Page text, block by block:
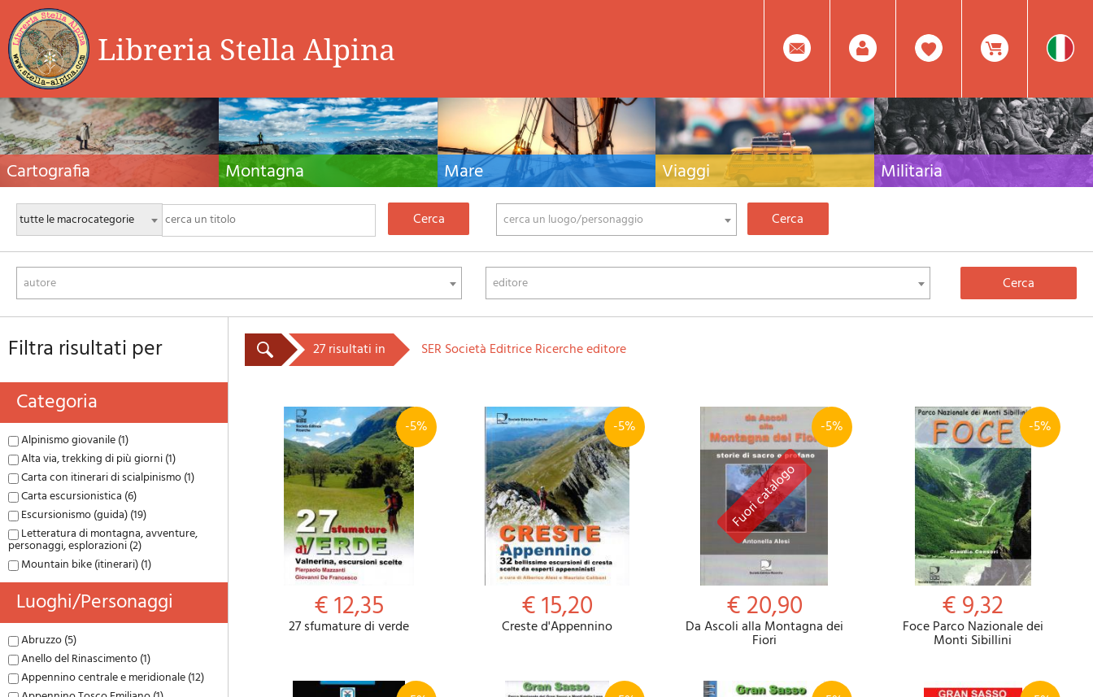
Libreria Stella Alpina 0
Prodotto(i) Attualmente
Nel
Riepilogo
Facebook
Registrati
Cartografia
Carte escursionistiche, carte stradali e atlanti,
cartografia d'Italia e di tutto il mondo. Carte dei
sentieri, cartografia per il cicloturismo e
mountain bike
Montagna
Guide alpinistiche, guide escursionistiche,
manuali tecnici per l'alpinismo estivo ed
invernale. Letteratura e filmografia di montagna
Mare
Manuali nautici, cartografia nautica, libri e
letteratura per la barca a vela e motore
Viaggi
Guide turistiche per viaggi e letteratura di
viaggio per l'Italia, l'Europa e tutto il Mondo
Militaria
Raccolta delle migliori pubblicazioni (libri e dvd)
cerca un luogo/personaggio
autore editore
filtra risultati per
Categoria
Alpinismo giovanile (1)
Alta via, trekking di più giorni (1)
Carta con itinerari di scialpinismo (1)
Carta escursionistica (6)
Escursionismo (guida) (19)
Letteratura di montagna, avventure,
personaggi, esplorazioni (2)
Mountain bike (itinerari) (1)
Luoghi/personaggi
Abruzzo (5)
Anello del Rinascimento (1)
Appennino centrale e meridionale (12)
27 risultati in SER Società Editrice Ricerche editore
-5%
€ 12,35
27 sfumature di verde
-5%
€ 15,20
Creste d'Appennino
-5%
€ 20,90
Da Ascoli alla Montagna dei
Fiori
-5%
€ 9,32
Foce Parco Nazionale dei
Monti Sibillini